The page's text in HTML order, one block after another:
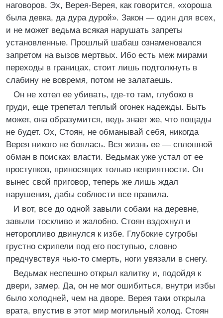
наговоров. Эх, Верея-Верея, как говорится, «хороша
была девка, да дура дурой». Закон — один для всех,
и не может ведьма всякая нарушать запреты
установленные. Прошлый шабаш ознаменовался
запретом на вызов мертвых. Ибо есть меж мирами
переходы в границах, стоит лишь подтолкнуть в
слабину не вовремя, потом не залатаешь.
Он не хотел ее убивать, где-то там, глубоко в
груди, еще трепетал теплый огонек надежды. Быть
может, она образумится, ведь знает же, что пощады
не будет. Ох, Стоян, не обманывай себя, никогда
Верея никого не боялась. Вся жизнь ее — сплошной
обман в поисках власти. Ведьмак уже устал от ее
проступков, приносящих только неприятности. Он
вынес свой приговор, теперь же лишь ждал
нарушения, дабы соблюсти все правила.
И вот, все до одной завыли собаки на деревне,
завыли тоскливо и жалобно. Стоян вздохнул и
неторопливо двинулся к избе. Глубокие сугробы
грустно скрипели под его поступью, словно
предчувствуя чью-то смерть, ноги увязали в снегу.
Ведьмак неспешно открыл калитку и, подойдя к
двери, замер. Да, он не мог ошибиться, внутри избы
было холодней, чем на дворе. Верея таки открыла
врата, впустив в этот мир могильный холод. Стоян